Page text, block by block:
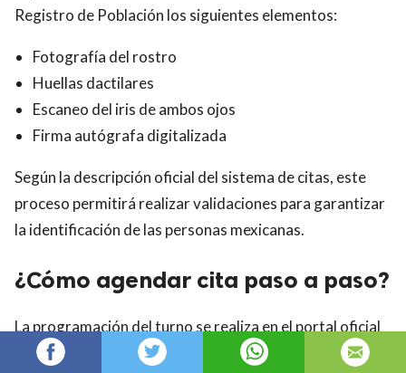
Registro de Población los siguientes elementos:
Fotografía del rostro
Huellas dactilares
Escaneo del iris de ambos ojos
Firma autógrafa digitalizada
Según la descripción oficial del sistema de citas, este
proceso permitirá realizar validaciones para garantizar
la identificación de las personas mexicanas.
¿Cómo agendar cita paso a paso?
La programación del turno se realiza en el portal oficial
del RENAPO. El solicitante debe: